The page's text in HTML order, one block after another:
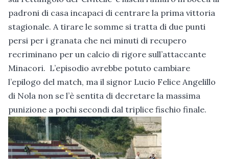
padroni di casa incapaci di centrare la prima vittoria
stagionale. A tirare le somme si tratta di due punti
persi per i granata che nei minuti di recupero
recriminano per un calcio di rigore sull’attaccante
Minacori. L’episodio avrebbe potuto cambiare
l’epilogo del match, ma il signor Lucio Felice Angelillo
di Nola non se l’è sentita di decretare la massima
punizione a pochi secondi dal triplice fischio finale.